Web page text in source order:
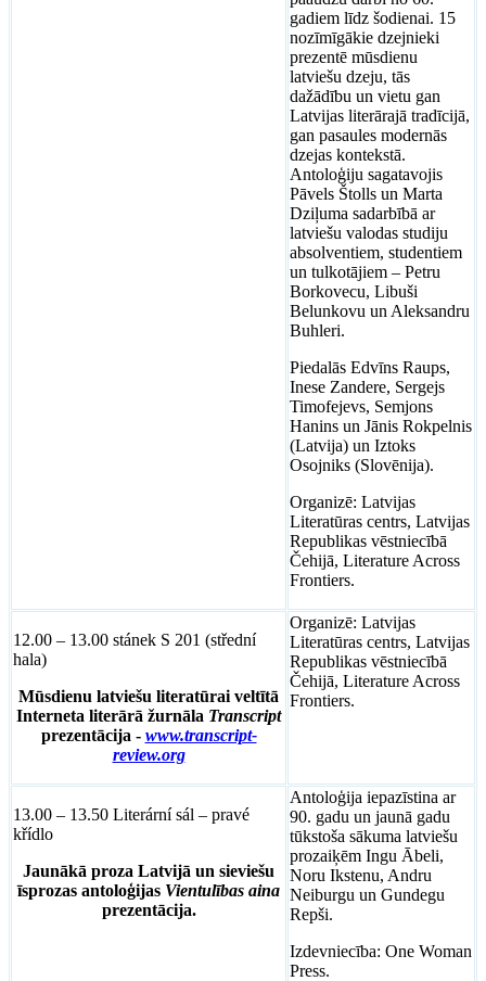
gadiem līdz šodienai. 15
nozīmīgākie dzejnieki
prezentē mūsdienu
latviešu dzeju, tās
dažādību un vietu gan
Latvijas literārajā tradīcijā,
gan pasaules modernās
dzejas kontekstā.
Antoloģiju sagatavojis
Pāvels Štolls un Marta
Dziļuma sadarbībā ar
latviešu valodas studiju
absolventiem, studentiem
un tulkotājiem – Petru
Borkovecu, Libuši
Belunkovu un Aleksandru
Buhleri.
Piedalās Edvīns Raups,
Inese Zandere, Sergejs
Timofejevs, Semjons
Hanins un Jānis Rokpelnis
(Latvija) un Iztoks
Osojniks (Slovēnija).
Organizē: Latvijas
Literatūras centrs, Latvijas
Republikas vēstniecībā
Čehijā, Literature Across
Frontiers.
12.00 – 13.00 stánek S 201 (střední
hala)
Mūsdienu latviešu literatūrai veltītā
Interneta literārā žurnāla Transcript
prezentācija - www.transcript-
review.org
Organizē: Latvijas
Literatūras centrs, Latvijas
Republikas vēstniecībā
Čehijā, Literature Across
Frontiers.
13.00 – 13.50 Literární sál – pravé
křídlo
Jaunākā proza Latvijā un sieviešu
īsprozas antoloģijas Vientulības aina
prezentācija.
Antoloģija iepazīstina ar
90. gadu un jaunā gadu
tūkstoša sākuma latviešu
prozaiķēm Ingu Ābeli,
Noru Ikstenu, Andru
Neiburgu un Gundegu
Repši.
Izdevniecība: One Woman
Press.